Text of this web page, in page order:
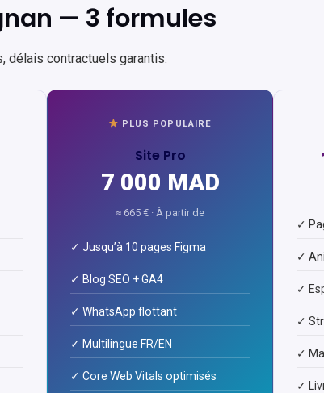
— 3 formules
délais contractuels garantis.
PLUS POPULAIRE
Site Pro
7 000 MAD
≈ 665 € · À partir de
✓ Jusqu’à 10 pages Figma
✓ Blog SEO + GA4
✓ WhatsApp flottant
✓ Multilingue FR/EN
✓ Core Web Vitals optimisés
✓
✓
✓
✓
✓
✓